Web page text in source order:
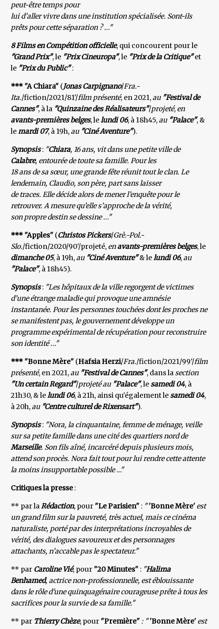
peut-être temps pour
lui d’aller vivre dans une institution spécialisée. Sont-ils
prêts pour cette séparation ? ..."
8 Films en Compétition officielle, qui concourent pour le
"Grand Prix", le "Prix Cineuropa", le "Prix de laCritique"et
le "Prix du Public":
*** "A Chiara" (Jonas Carpignano/Fra.-
Ita./fiction/2021/81'/film présenté, en 2021,au "Festival de
Cannes", à la "Quinzaine des Réalisateurs"/projeté, en
avants-premières belges, lelundi 06, à 18h45,au "Palace", &
lemardi 07, à 19h,au"Ciné Aventure").
Synopsis: "Chiara, 16 ans, vit dans une petite ville de
Calabre, entourée de toute sa famille. Pour les
18 ans de sa sœur, une grande fête réunit tout le clan. Le
lendemain, Claudio, son père, part sans laisser
de traces. Elle décide alors de mener l’enquête pour le
retrouver. A mesure qu’elle s’approche de la vérité,
son propre destin se dessine ..."
*** "Apples" (Christos Pickers/Grè.-Pol.-
Slo./fiction/2020/90'/projeté, enavants-premières belges, le
dimanche05, à 19h,au "Ciné Aventure"& lelundi 06,au
"Palace", à 18h45).
Synopsis: "Les hôpitaux de la ville regorgent de victimes
d’une étrange maladie qui provoque une amnésie
instantanée. Pour les personnes touchées dont les proches ne
se manifestent pas, le gouvernement développe un
programme expérimental de récupération pour reconstruire
son identité ..."
*** "Bonne Mère" (Hafsia Herzi/Fra./fiction/2021/99'/film
présenté, en 2021,au"Festival de Cannes", dans lasection
"Un certain Regard"/projeté au"Palace", lesamedi 04, à
21h30, & lelundi 06, à 21h, ainsi qu'également lesamedi 04,
à 20h,au"Centre culturel de Rixensart").
Synopsis: "Nora, la cinquantaine, femme de ménage, veille
sur sa petite famille dans une cité des quartiers nord de
Marseille. Son fils aîné, incarcéré depuis plusieurs mois,
attend son procès. Nora fait tout pour lui rendre cette attente
la moins insupportable possible …"
Critiques la presse:
** par laRédaction, pour "Le Parisien" : "'Bonne Mère' est
un grand film sur la pauvreté, très actuel, mais ce cinéma
naturaliste, porté par des interprétations incroyables de
vérité, des dialogues savoureux et des personnages
attachants, n’accable pas le spectateur."
** par Caroline Vié, pour "20 Minutes" : "Halima
Benhamed, actrice non-professionnelle, est éblouissante
dans le rôle d'une quinquagénaire courageuse prête à tous les
sacrifices pour la survie de sa famille."
** par Thierry Chèze, pour "Première" : "'Bonne Mère' est